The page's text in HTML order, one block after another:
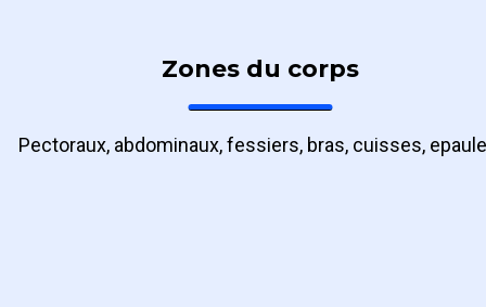
Zones du corps
Pectoraux, abdominaux, fessiers, bras, cuisses,